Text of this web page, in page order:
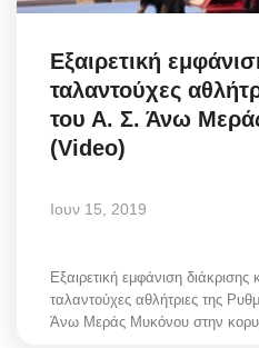
Σεβασμιώτατος Δωρόθεος Β’
Cost Of Living Crisis
Opinion + Analysis
L’Art des Sens
Local Elections 2023
Εξαιρετική
ταλαντούχες
του Α. Σ. Άνω
(Video)
Ιουν 15, 2019
Εξαιρετική εμφάνιση διάκρισης
ταλαντούχες αθλήτριες της
Άνω Μεράς Μυκόνου στην